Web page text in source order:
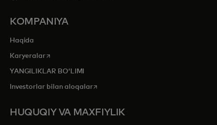
KOMPANIYA
Haqida
Karyeralaropens in a new tab
YANGILIKLAR BOʻLIMI
Investorlar bilan aloqalaropens in a new tab
HUQUQIY VA MAXFIYLIK